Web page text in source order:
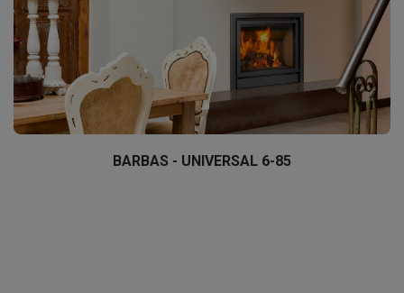
BARBAS - UNIVERSAL 6-85